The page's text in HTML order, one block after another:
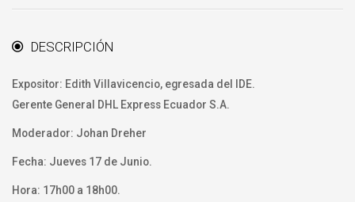
DESCRIPCIÓN
Expositor: Edith Villavicencio, egresada del IDE.
Gerente General DHL Express Ecuador S.A.
Moderador: Johan Dreher
Fecha: Jueves 17 de Junio.
Hora: 17h00 a 18h00.